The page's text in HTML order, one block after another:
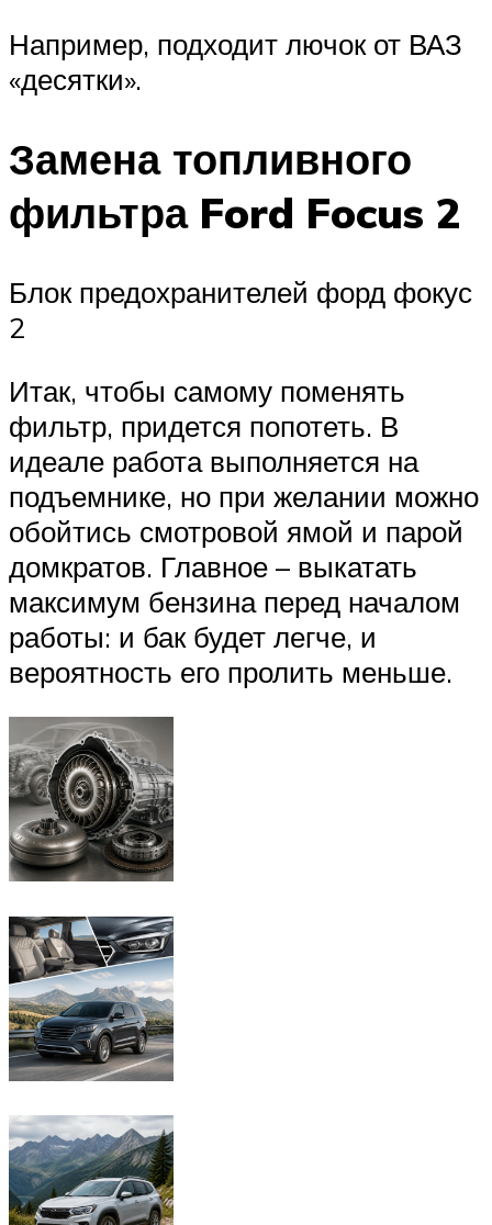
Например, подходит лючок от ВАЗ
«десятки».
Замена топливного
фильтра Ford Focus 2
Блок предохранителей форд фокус
2
Итак, чтобы самому поменять
фильтр, придется попотеть. В
идеале работа выполняется на
подъемнике, но при желании можно
обойтись смотровой ямой и парой
домкратов. Главное – выкатать
максимум бензина перед началом
работы: и бак будет легче, и
вероятность его пролить меньше.